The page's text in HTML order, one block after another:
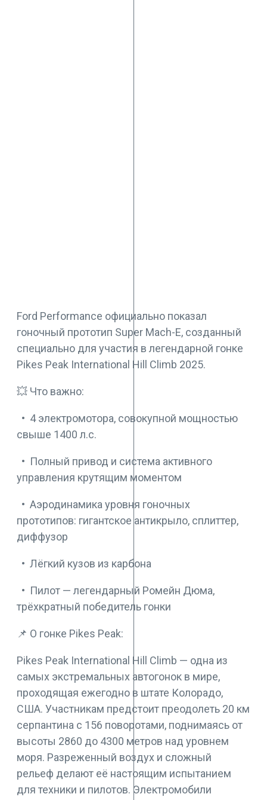
Ford Performance официально показал
гоночный прототип Super Mach-E, созданный
специально для участия в легендарной гонке
Pikes Peak International Hill Climb 2025.
💥 Что важно:
• 4 электромотора, совокупной мощностью
свыше 1400 л.с.
• Полный привод и система активного
управления крутящим моментом
• Аэродинамика уровня гоночных
прототипов: гигантское антикрыло, сплиттер,
диффузор
• Лёгкий кузов из карбона
• Пилот — легендарный Ромейн Дюма,
трёхкратный победитель гонки
📌 О гонке Pikes Peak:
Pikes Peak International Hill Climb — одна из
самых экстремальных автогонок в мире,
проходящая ежегодно в штате Колорадо,
США. Участникам предстоит преодолеть 20 км
серпантина с 156 поворотами, поднимаясь от
высоты 2860 до 4300 метров над уровнем
моря. Разреженный воздух и сложный
рельеф делают её настоящим испытанием
для техники и пилотов. Электромобили